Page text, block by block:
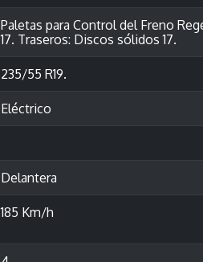
Paletas para Control del Freno
17. Traseros: Discos sólidos 17.
235/55 R19.
Eléctrico
Delantera
185 Km/h